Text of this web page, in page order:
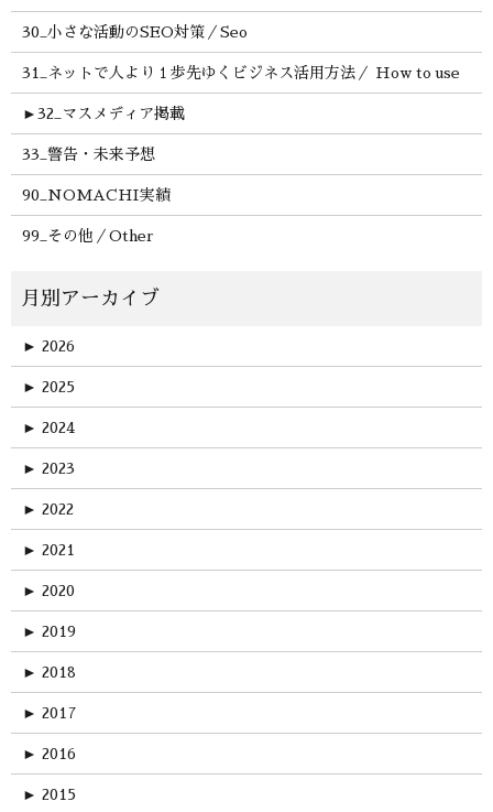
30_小さな活動のSEO対策／Seo
31_ネットで人より１歩先ゆくビジネス活用方法／ How to use
► 32_マスメディア掲載
33_警告・未来予想
90_NOMACHI実績
99_その他／Other
► 2026
► 2025
► 2024
► 2023
► 2022
► 2021
► 2020
► 2019
► 2018
► 2017
► 2016
► 2015